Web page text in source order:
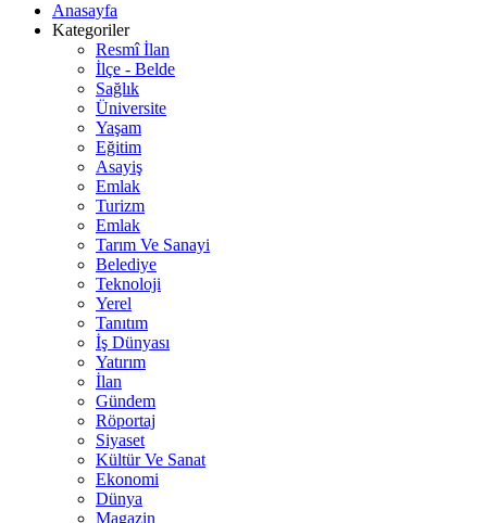
Anasayfa
Kategoriler
Resmî İlan
İlçe - Belde
Sağlık
Üniversite
Yaşam
Eğitim
Asayiş
Emlak
Turizm
Emlak
Tarım Ve Sanayi
Belediye
Teknoloji
Yerel
Tanıtım
İş Dünyası
Yatırım
İlan
Gündem
Röportaj
Siyaset
Kültür Ve Sanat
Ekonomi
Dünya
Magazin